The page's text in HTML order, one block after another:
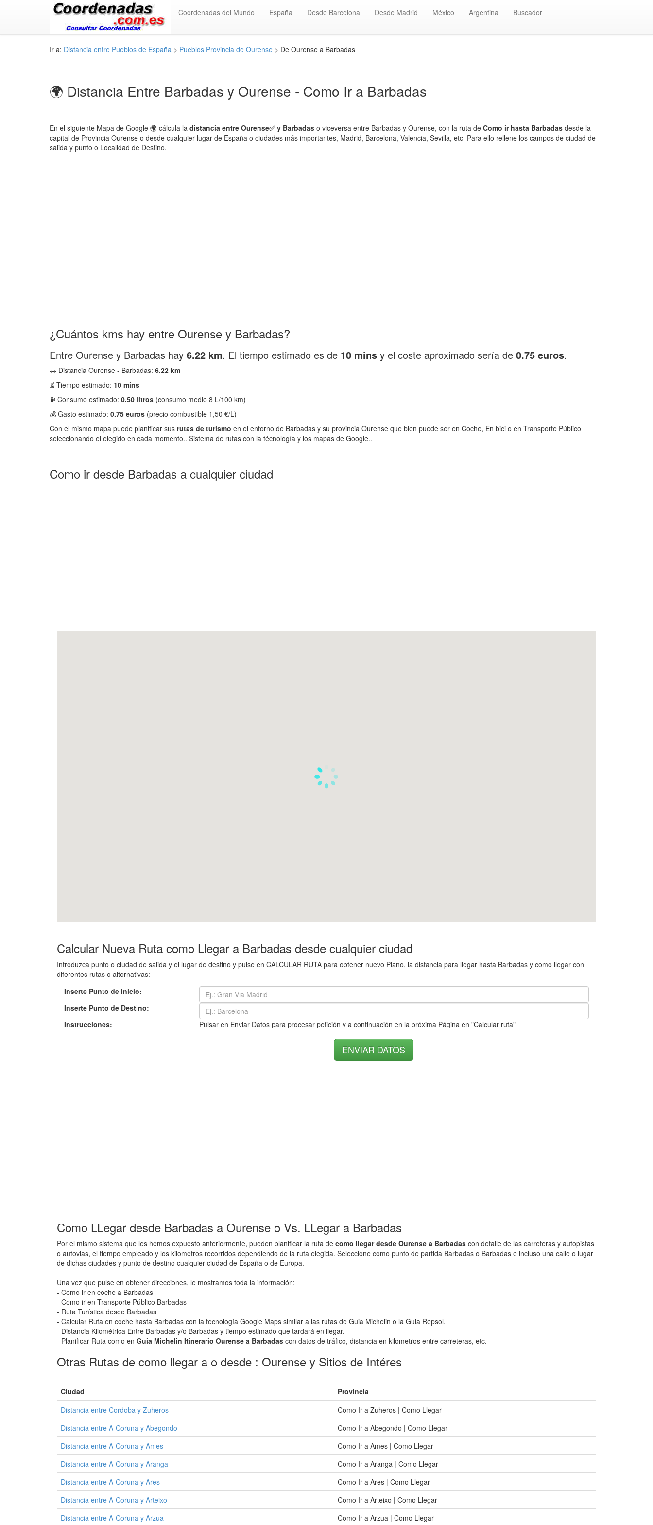
Coordenadas del Mundo España Desde Barcelona Desde Madrid México Argentina Buscador
Ir a: Distancia entre Pueblos de España > Pueblos Provincia de Ourense > De Ourense a Barbadas
🌍 Distancia Entre Barbadas y Ourense - Como Ir a Barbadas
En el siguiente Mapa de Google 🌍 cálcula la distancia entre Ourense✅ y Barbadas o viceversa entre Barbadas y Ourense, con la ruta de Como ir hasta Barbadas desde la
capital de Provincia Ourense o desde cualquier lugar de España o ciudades más importantes, Madrid, Barcelona, Valencia, Sevilla, etc. Para ello rellene los campos de ciudad de
salida y punto o Localidad de Destino.
¿Cuántos kms hay entre Ourense y Barbadas?
Entre Ourense y Barbadas hay 6.22 km. El tiempo estimado es de 10 mins y el coste aproximado sería de 0.75 euros.
🚗 Distancia Ourense - Barbadas: 6.22 km
⏳ Tiempo estimado: 10 mins
⛽ Consumo estimado: 0.50 litros (consumo medio 8 L/100 km)
💰 Gasto estimado: 0.75 euros (precio combustible 1,50 €/L)
Con el mismo mapa puede planificar sus rutas de turismo en el entorno de Barbadas y su provincia Ourense que bien puede ser en Coche, En bici o en Transporte Público
seleccionando el elegido en cada momento.. Sistema de rutas con la técnología y los mapas de Google..
Como ir desde Barbadas a cualquier ciudad
Calcular Nueva Ruta como Llegar a Barbadas desde cualquier ciudad
Introduzca punto o ciudad de salida y el lugar de destino y pulse en CALCULAR RUTA para obtener nuevo Plano, la distancia para llegar hasta Barbadas y como llegar con
diferentes rutas o alternativas:
Inserte Punto de Inicio:
Inserte Punto de Destino:
Instrucciones:
Pulsar en Enviar Datos para procesar petición y a continuación en la próxima Página en "Calcular ruta"
Como LLegar desde Barbadas a Ourense o Vs. LLegar a Barbadas
Por el mismo sistema que les hemos expuesto anteriormente, pueden planificar la ruta de como llegar desde Ourense a Barbadas con detalle de las carreteras y autopistas
o autovias, el tiempo empleado y los kilometros recorridos dependiendo de la ruta elegida. Seleccione como punto de partida Barbadas o Barbadas e incluso una calle o lugar
de dichas ciudades y punto de destino cualquier ciudad de España o de Europa.
Una vez que pulse en obtener direcciones, le mostramos toda la información:
- Como ir en coche a Barbadas
- Como ir en Transporte Público Barbadas
- Ruta Turística desde Barbadas
- Calcular Ruta en coche hasta Barbadas con la tecnología Google Maps similar a las rutas de Guia Michelin o la Guia Repsol.
- Distancia Kilométrica Entre Barbadas y/o Barbadas y tiempo estimado que tardará en llegar.
- Planificar Ruta como en Guia Michelin Itinerario Ourense a Barbadas con datos de tráfico, distancia en kilometros entre carreteras, etc.
Otras Rutas de como llegar a o desde : Ourense y Sitios de Intéres
Ciudad
Provincia
Distancia entre Cordoba y Zuheros
Como Ir a Zuheros | Como Llegar
Distancia entre A-Coruna y Abegondo
Como Ir a Abegondo | Como Llegar
Distancia entre A-Coruna y Ames
Como Ir a Ames | Como Llegar
Distancia entre A-Coruna y Aranga
Como Ir a Aranga | Como Llegar
Distancia entre A-Coruna y Ares
Como Ir a Ares | Como Llegar
Distancia entre A-Coruna y Arteixo
Como Ir a Arteixo | Como Llegar
Distancia entre A-Coruna y Arzua
Como Ir a Arzua | Como Llegar